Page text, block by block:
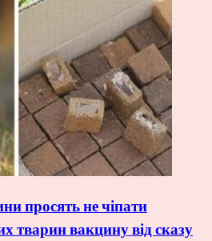
просять не чіпати
тварин вакцину від сказу